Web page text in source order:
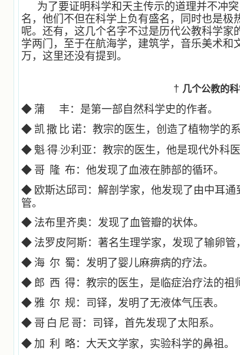
为了要证明科学和天主传示的道理并不冲
名，他们不但在科学上负有盛名，同时也是极
呢。还有，这几个名字不过是历代公教科学家
学两门，至于在航海学，建筑学，音乐美术
万，这里还没有提到。
† 几个公教的
◆ 蒲
丰：是第一部自然科学史的作者。
◆ 凯撒 比 诺：教宗的医生，创造了植物学的系
◆ 魁·得·沙利亚：教宗的医生，他是现代外科
◆ 哥 隆 布：他发现了血液在肺部的循环。
◆ 欧斯达邱司：解剖学家，他发现了由中耳
管。
◆ 法布里齐奥：发现了血管瓣的状体。
◆ 法罗皮阿斯：著名生理学家，发现了输卵管
◆ 海 尔 蜀：发明了婴儿麻痹病的疗法。
◆ 郎 西 得：教宗的医生，是临症治疗法的祖
◆ 雅 尔 规：司铎，发明了无液体气压表。
◆ 哥 白 尼 哥：司铎，首先发现了太阳系。
◆ 加 利
略：大天文学家，实验科学的鼻祖。